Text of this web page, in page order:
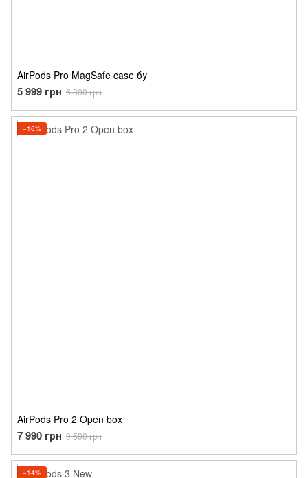
AirPods Pro MagSafe case бу
5 999 грн 6 300 грн
−16%
AirPods Pro 2 Open box
7 990 грн 9 500 грн
−14%